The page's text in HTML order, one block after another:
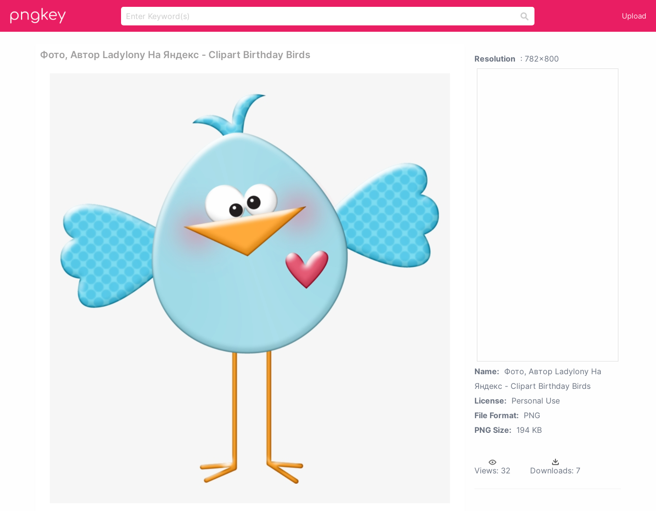
Upload
Фото, Автор Ladylony На Яндекс - Clipart Birthday Birds Resolution : 782x800
Name: Фото, Автор Ladylony На
Яндекс - Clipart Birthday Birds
License: Personal Use
File Format: PNG
PNG Size: 194 KB
Views: 32 Downloads: 7